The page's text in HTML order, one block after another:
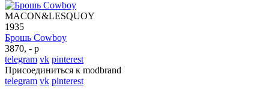
MACON&LESQUOY
1935
Брошь Cowboy
3870, - р
telegram vk pinterest
Присоединиться к modbrand
telegram vk pinterest